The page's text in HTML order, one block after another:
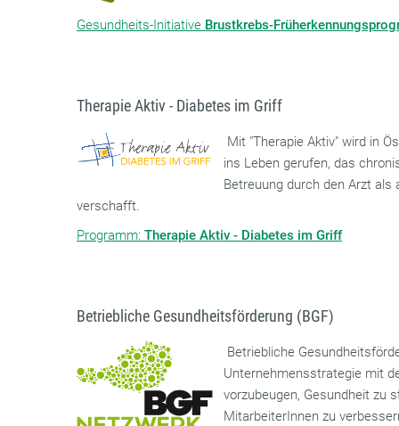
Gesundheits-Initiative Brustkrebs-
Therapie Aktiv - Diabetes im Griff
Mit "Therapie Aktiv" wird in
ins Leben gerufen, das
Betreuung durch den Arzt
verschafft.
Programm:Therapie Aktiv - Diabetes im Griff
Betriebliche Gesundheitsförderung (BGF)
Betriebliche
Unternehmensstrategie mit
vorzubeugen, Gesundheit zu
MitarbeiterInnen zu